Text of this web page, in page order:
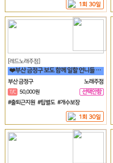
1회 30일
[레드노래주점]
❤️부산 금정구 보도 함께 일할 언니들 모집 노래방알바❤️
부산 금정구
노래주점
T/C 50,000원
선택안함
일
#출퇴근지원 #팁별도 #개수보장
1회 30일